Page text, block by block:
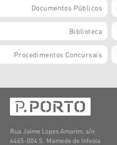
Documentos Públicos
Biblioteca
Procedimentos Concursais
Rua Jaime Lopes Amorim, s/n
4465-004 S. Mamede de Infesta